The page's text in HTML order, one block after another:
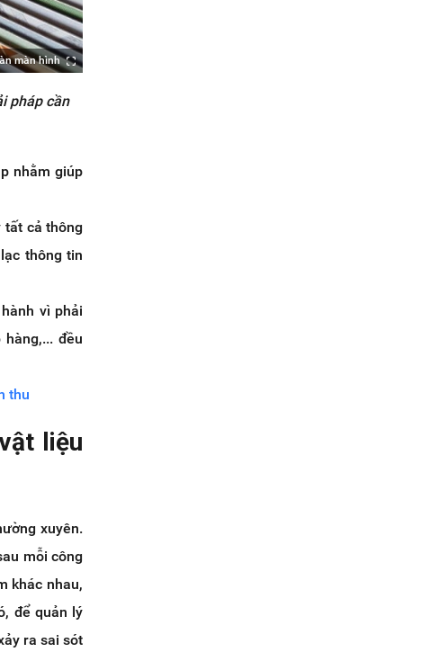
màn hình
pháp cần
nhằm giúp
tất cả thông
thông tin
vì phải
đều
thu
liệu
xuyên.
mỗi công
khác nhau,
để quản lý
ra sai sót